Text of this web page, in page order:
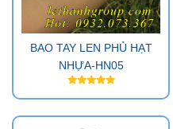
BAO TAY LEN PHỦ HẠT
NHỰA-HN05